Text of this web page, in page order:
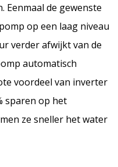
Eenmaal de gewenste
op een laag niveau
verder afwijkt van de
automatisch
voordeel van inverter
sparen op het
ze sneller het water